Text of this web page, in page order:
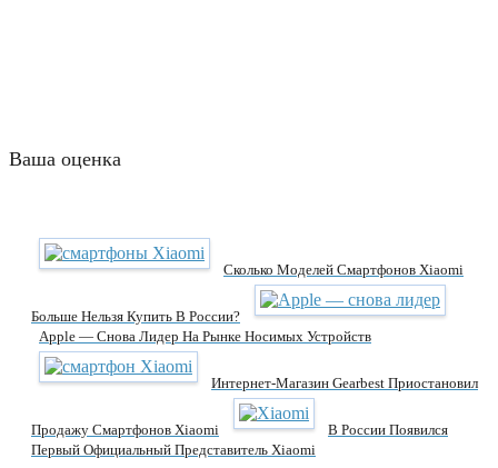
Ваша оценка
Сколько Моделей Смартфонов Xiaomi
Больше Нельзя Купить В России?
Apple — Снова Лидер На Рынке Носимых Устройств
Интернет-Магазин Gearbest Приостановил
Продажу Смартфонов Xiaomi
В России Появился
Первый Официальный Представитель Xiaomi